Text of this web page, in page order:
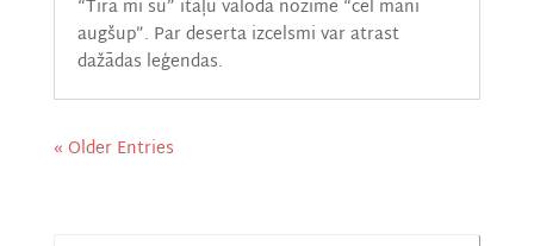
“Tira mi su” itāļu valodā nozīmē “cel mani
augšup”. Par deserta izcelsmi var atrast
dažādas leģendas.
« Older Entries